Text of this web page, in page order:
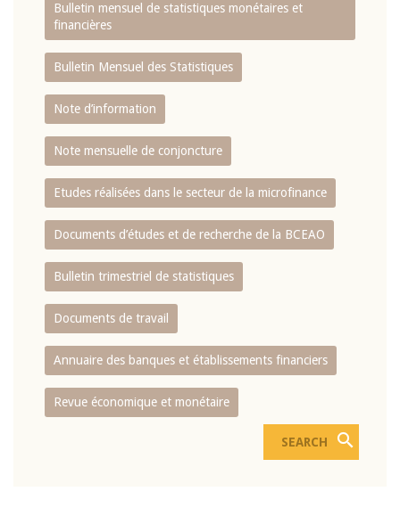
Bulletin mensuel de statistiques monétaires et
financières
Bulletin Mensuel des Statistiques
Note d’information
Note mensuelle de conjoncture
Etudes réalisées dans le secteur de la microfinance
Documents d’études et de recherche de la BCEAO
Bulletin trimestriel de statistiques
Documents de travail
Annuaire des banques et établissements financiers
Revue économique et monétaire